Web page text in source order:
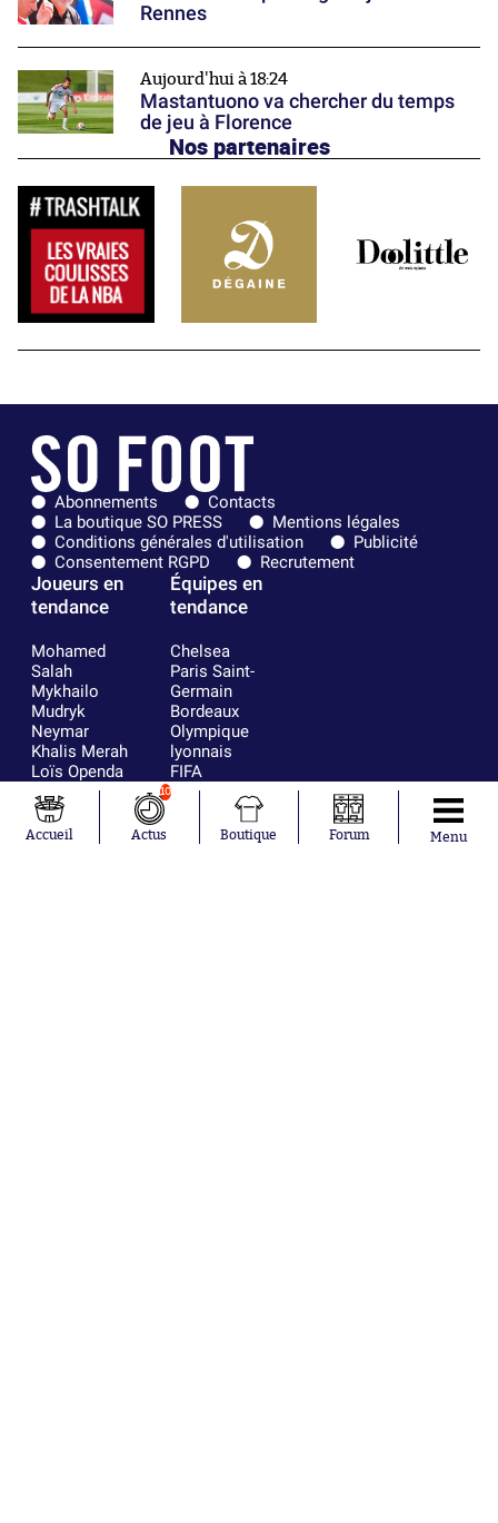
Rennes
Aujourd'hui à 18:24
Mastantuono va chercher du temps
de jeu à Florence
Nos partenaires
Abonnements
Contacts
La boutique SO PRESS
Mentions légales
Conditions générales d'utilisation
Publicité
Consentement RGPD
Recrutement
Joueurs en
tendance
Mohamed
Salah
Mykhailo
Mudryk
Neymar
Khalis Merah
Loïs Openda
Moussa
Niakhaté
Nicolás
Équipes en
tendance
Chelsea
Paris Saint-
Germain
Bordeaux
Olympique
lyonnais
FIFA
Real Madrid
RC Strasbourg
AC Milan
Accueil
10
Actus Boutique Forum Menu